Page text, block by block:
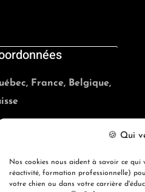
🍪 Qui
Nos cookies nous aident à savoir ce qui
réactivité, formation professionnelle)
votre chien ou dans votre carrière
France, Belgique,